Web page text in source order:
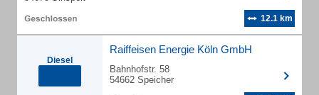
12.1 km
Diesel
Raiffeisen Energie Köln GmbH
Bahnhofstr. 58
54662 Speicher